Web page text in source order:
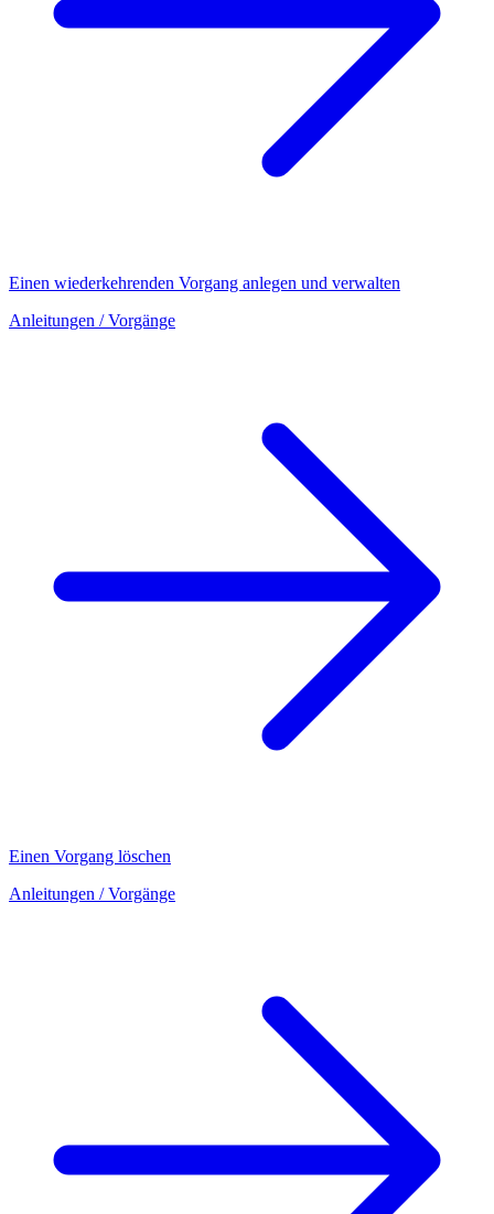
Einen wiederkehrenden Vorgang anlegen und verwalten
Anleitungen / Vorgänge
Einen Vorgang löschen
Anleitungen / Vorgänge